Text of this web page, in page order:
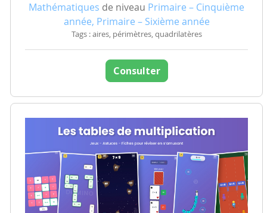
Mathématiques de niveau Primaire – Cinquième
année, Primaire – Sixième année
Tags : aires, périmètres, quadrilatères
Consulter